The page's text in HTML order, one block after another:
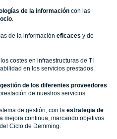
de la información con las
.
de la información eficaces y de
costes en infraestructuras de TI
en los servicios prestados.
gestión de los diferentes proveedores
de nuestros servicios.
de gestión, con la estrategia de
mejora continua, marcando objetivos
Ciclo de Demming.